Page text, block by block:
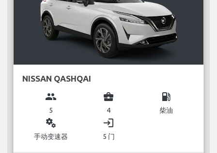
NISSAN QASHQAI
group
5
business_center
4
local_gas_station
柴油
miscellaneous_services
手动变速器
login
5 门